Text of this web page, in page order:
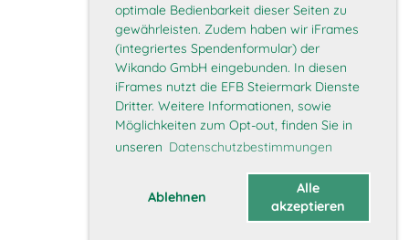
optimale Bedienbarkeit dieser Seiten zu
gewährleisten. Zudem haben wir iFrames
(integriertes Spendenformular) der
Wikando GmbH eingebunden. In diesen
iFrames nutzt die EFB Steiermark Dienste
Dritter. Weitere Informationen, sowie
Möglichkeiten zum Opt-out, finden Sie in
unseren Datenschutzbestimmungen
Ablehnen
Alle
akzeptieren